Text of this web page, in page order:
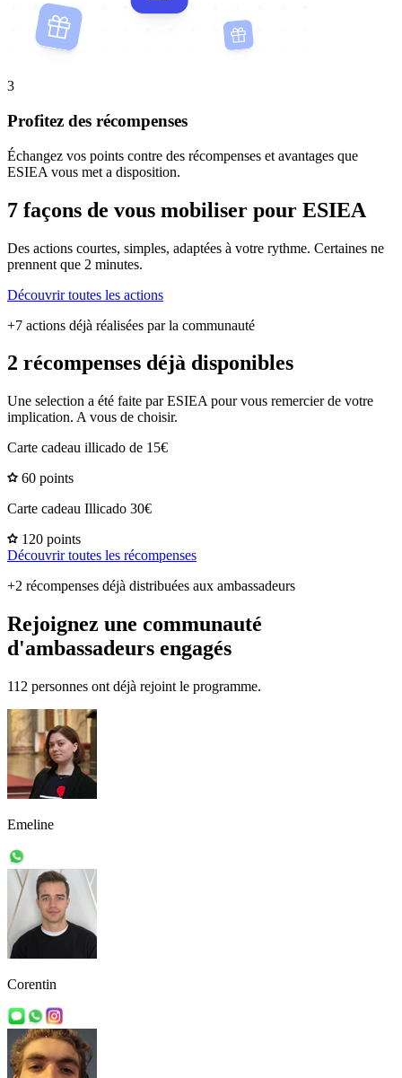
3
Profitez des récompenses
Échangez vos points contre des récompenses et avantages que
ESIEA vous met a disposition.
7 façons de vous mobiliser pour ESIEA
Des actions courtes, simples, adaptées à votre rythme. Certaines ne
prennent que 2 minutes.
Découvrir toutes les actions
+7 actions déjà réalisées par la communauté
2 récompenses déjà disponibles
Une selection a été faite par ESIEA pour vous remercier de votre
implication. A vous de choisir.
Carte cadeau illicado de 15€
60 points
Carte cadeau Illicado 30€
120 points
Découvrir toutes les récompenses
+2 récompenses déjà distribuées aux ambassadeurs
Rejoignez une communauté
d'ambassadeurs engagés
112 personnes ont déjà rejoint le programme.
Emeline
Corentin